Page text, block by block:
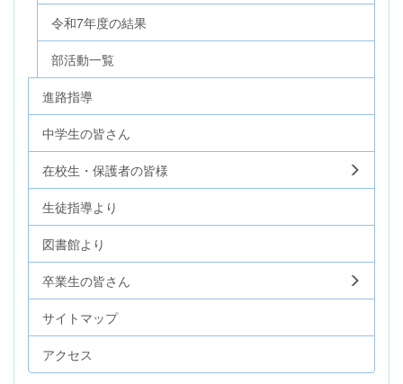
令和7年度の結果
部活動一覧
進路指導
中学生の皆さん
在校生・保護者の皆様
生徒指導より
図書館より
卒業生の皆さん
サイトマップ
アクセス